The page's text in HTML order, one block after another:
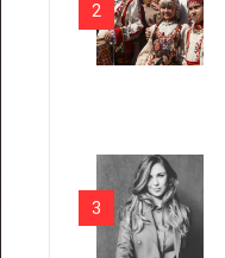
2
3